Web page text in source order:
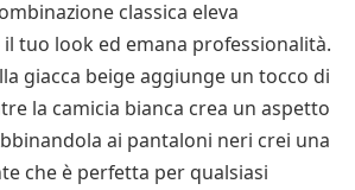
classica eleva
tuo look ed emana professionalità.
giacca beige aggiunge un tocco di
la camicia bianca crea un aspetto
ai pantaloni neri crei una
che è perfetta per qualsiasi